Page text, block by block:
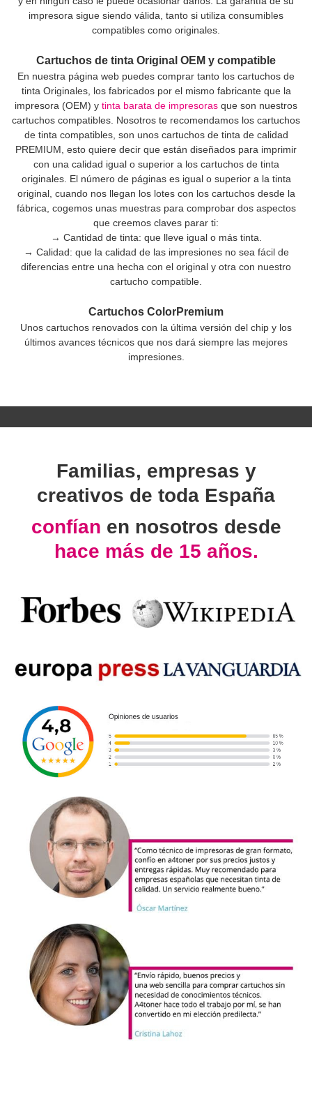
impresora sigue siendo válida, tanto si utiliza consumibles
compatibles como originales.
Cartuchos de tinta Original OEM y compatible
En nuestra página web puedes comprar tanto los cartuchos de
tinta Originales, los fabricados por el mismo fabricante que la
impresora (OEM) y tinta barata de impresoras que son nuestros
cartuchos compatibles. Nosotros te recomendamos los cartuchos
de tinta compatibles, son unos cartuchos de tinta de calidad
PREMIUM, esto quiere decir que están diseñados para imprimir
con una calidad igual o superior a los cartuchos de tinta
originales. El número de páginas es igual o superior a la tinta
original, cuando nos llegan los lotes con los cartuchos desde la
fábrica, cogemos unas muestras para comprobar dos aspectos
que creemos claves parar ti:
→ Cantidad de tinta: que lleve igual o más tinta.
→ Calidad: que la calidad de las impresiones no sea fácil de
diferencias entre una hecha con el original y otra con nuestro
cartucho compatible.
Cartuchos ColorPremium
Unos cartuchos renovados con la última versión del chip y los
últimos avances técnicos que nos dará siempre las mejores
impresiones.
Familias, empresas y
creativos de toda España
confían en nosotros desde
hace más de 15 años.